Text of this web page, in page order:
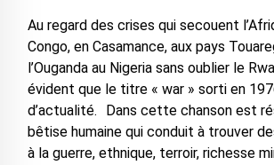
Au regard des crises qui secouent
Congo, en Casamance, aux pays
l’Ouganda au Nigeria sans oublier le
évident que le titre « war » sorti en
d’actualité. Dans cette chanson est
bêtise humaine qui conduit à trouver
à la guerre, ethnique, terroir, richesse